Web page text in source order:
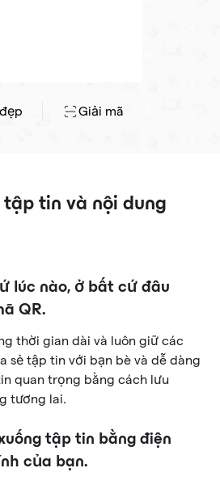
Giải mã
tin và nội dung
lúc nào, ở bất cứ đâu
QR.
thời gian dài và luôn giữ các
sẻ tập tin với bạn bè và dễ dàng
quan trọng bằng cách lưu
tương lai.
tập tin bằng điện
của bạn.